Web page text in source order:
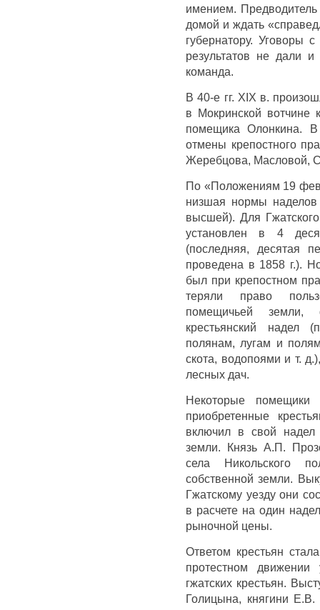
имением. Предводитель
домой и ждать
губернатору. Уговоры
результатов не дали
команда.
В 40-е гг. XIX в.
в Мокринской вотчине
помещика Олонкина. В
отмены крепостного
Жеребцова, Масловой,
По «Положениям 19
низшая нормы наделов
высшей). Для
установлен в 4
(последняя, десятая
проведена в 1858 г.).
был при крепостном
теряли право
помещичьей
крестьянский
полянам, лугам и
скота, водопоями и т.
лесных дач.
Некоторые
приобретенные
включил в свой надел
земли. Князь А.П.
села Никольского
собственной земли.
Гжатскому уезду они
в расчете на один
рыночной цены.
Ответом крестьян
протестном
гжатских крестьян.
Голицына, княгини